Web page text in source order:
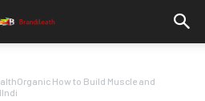
How to Build Muscle and